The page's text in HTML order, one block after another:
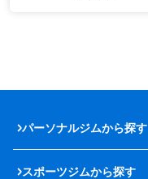
パーソナルジムから探す
スポーツジムから探す